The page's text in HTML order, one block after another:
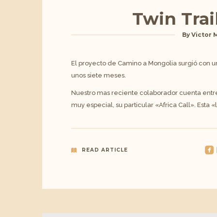
Twin
By Victor
El proyecto de Camino a Mongolia surgió con
unos siete meses.
Nuestro mas reciente colaborador cuenta
muy especial, su particular «Africa Call». Esta
READ ARTICLE roundedfacebook